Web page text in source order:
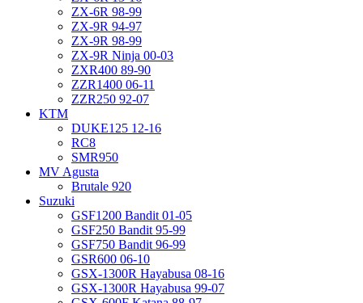
ZX-6R 98-99
ZX-9R 94-97
ZX-9R 98-99
ZX-9R Ninja 00-03
ZXR400 89-90
ZZR1400 06-11
ZZR250 92-07
KTM
DUKE125 12-16
RC8
SMR950
MV Agusta
Brutale 920
Suzuki
GSF1200 Bandit 01-05
GSF250 Bandit 95-99
GSF750 Bandit 96-99
GSR600 06-10
GSX-1300R Hayabusa 08-16
GSX-1300R Hayabusa 99-07